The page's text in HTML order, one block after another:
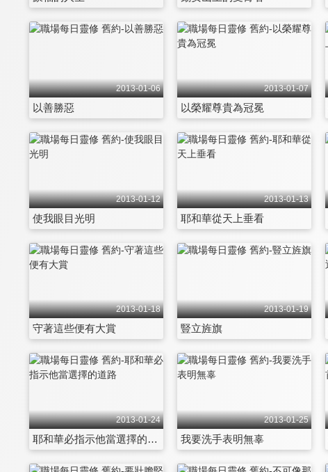
2013-01-06
以善勝惡
2013-01-07
以榮耀尊貴為冠冕
2013-01-12
使我眼目光明
2013-01-13
耶和華從天上垂看
2013-01-18
守著這些便有大賞
2013-01-19
豎立旌旗
2013-01-24
耶和華必指示他當選擇的道路
2013-01-25
我要洗手表明無辜